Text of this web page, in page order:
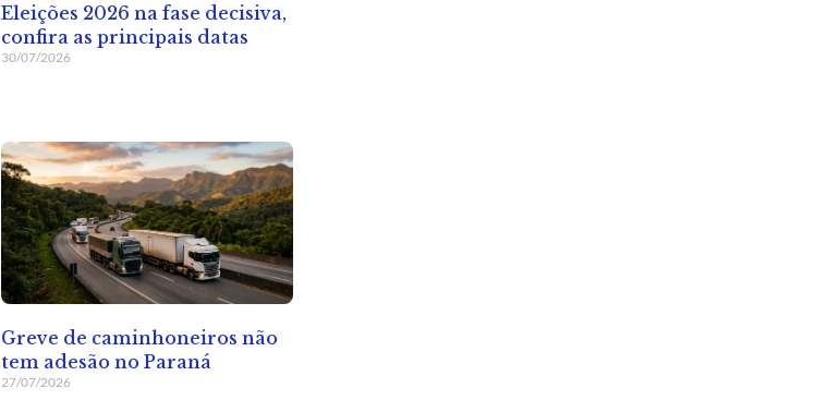
Eleições 2026 na fase decisiva,
confira as principais datas
30/07/2026
Greve de caminhoneiros não
tem adesão no Paraná
27/07/2026